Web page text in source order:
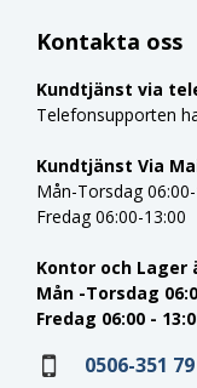
Kontakta oss
Kundtjänst via
Telefonsupporten
Kundtjänst Via
Mån-Torsdag
Fredag 06:00-13:00
Kontor och Lager
Mån -Torsdag
Fredag 06:00 -
0506-351 79